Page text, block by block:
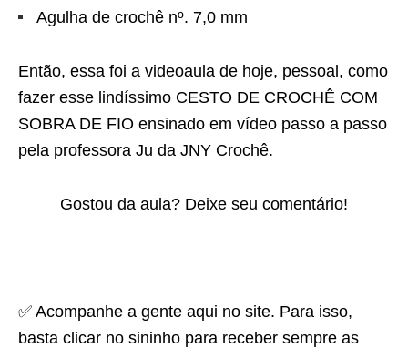
Agulha de crochê nº. 7,0 mm
Então, essa foi a videoaula de hoje, pessoal, como
fazer esse lindíssimo CESTO DE CROCHÊ COM
SOBRA DE FIO ensinado em vídeo passo a passo
pela professora Ju da JNY Crochê.
Gostou da aula? Deixe seu comentário!
✅ Acompanhe a gente aqui no site. Para isso,
basta clicar no sininho para receber sempre as